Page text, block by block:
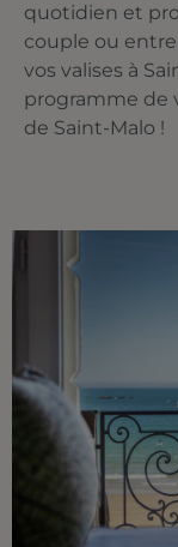
quotidien et
couple ou entre
vos valises à
programme de
de Saint-Malo !